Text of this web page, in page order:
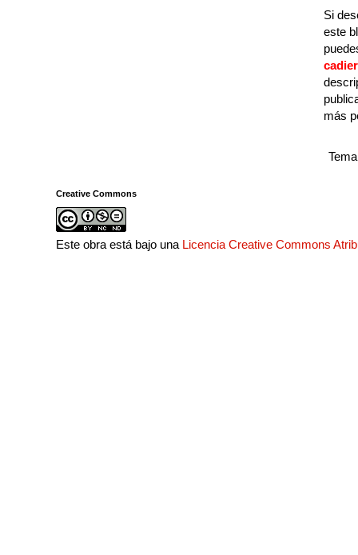
Si
este
más
Creative Commons
Este obra está bajo una Licencia Creative Commons